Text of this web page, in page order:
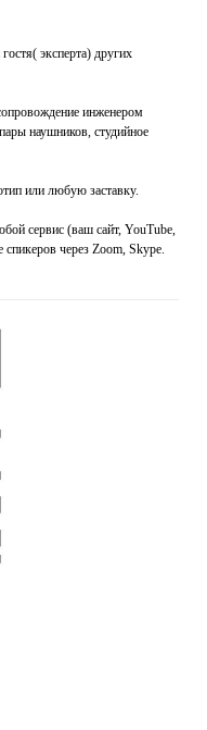
эксперта) других
инженером
наушников, студийное
или любую заставку.
сервис (ваш сайт, YouTube,
через Zoom, Skype.